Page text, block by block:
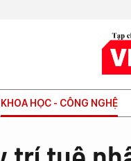
KHOA HỌC - CÔNG NGHỆ